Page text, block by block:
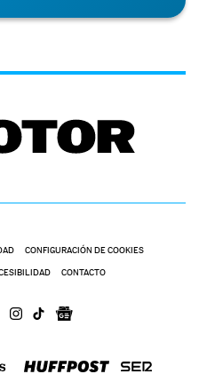
CONFIGURACIÓN DE COOKIES
CONTACTO